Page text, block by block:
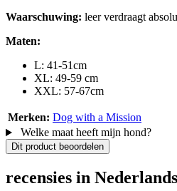
Waarschuwing: leer verdraagt
Maten:
L: 41-51cm
XL: 49-59 cm
XXL: 57-67cm
Merken: Dog with a Mission
Welke maat heeft mijn hond?
Dit product beoordelen
recensies in